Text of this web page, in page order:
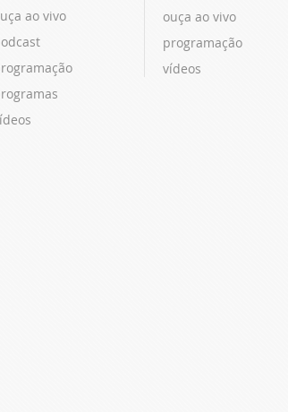
ao vivo
ouça ao vivo
programação
vídeos